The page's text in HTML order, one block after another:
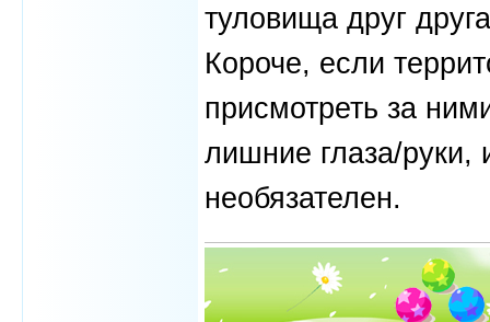
туловища друг
Короче, если
присмотреть за
лишние глаза/руки,
необязателен.